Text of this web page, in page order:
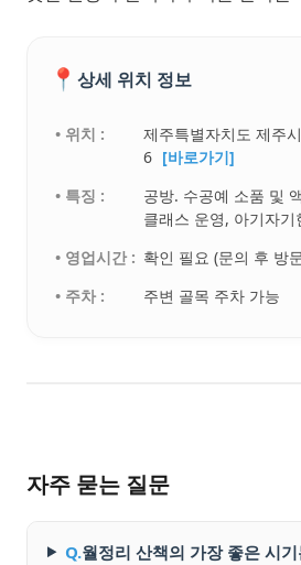
📍 상세 위치 정보
• 위치 :
제주특별자치도 제주
6 [바로가기]
• 특징 :
공방. 수공예 소품 및
클래스 운영, 아기자기
• 영업시간 : 확인 필요 (문의 후 방
• 주차 :
주변 골목 주차 가능
자주 묻는 질문
Q.월정리 산책의 가장 좋은 시